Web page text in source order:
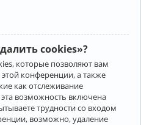
cookies»?
которые позволяют вам
конференции, а также
как отслеживание
возможность включена
трудности со входом
возможно, удаление